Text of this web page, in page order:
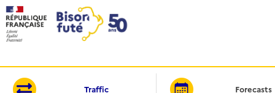
Traffic Forecasts
Cookies management panel